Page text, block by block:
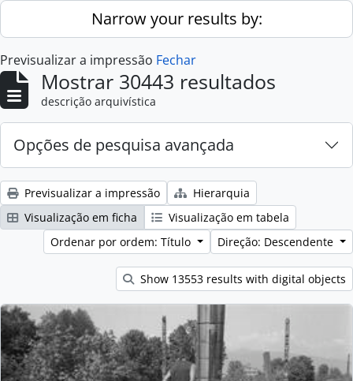
Skip to main contentNarrow your results by:
Previsualizar a impressão Fechar
Mostrar 30443 resultados
descrição arquivística
Opções de pesquisa avançada
Previsualizar a impressão
Hierarquia
Visualização em ficha
Visualização em tabela
Ordenar por ordem: Título
Direção: Descendente
Show 13553 results with digital objects